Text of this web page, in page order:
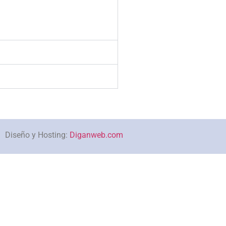
Diseño y Hosting: Diganweb.com